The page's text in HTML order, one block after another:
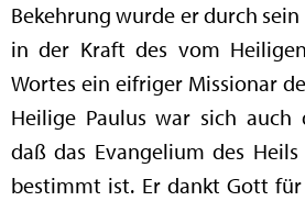
Bekehrung wurde er durch
in der Kraft des vom
Wortes ein eifriger Missionar
Heilige Paulus war sich auch
daß das Evangelium des
bestimmt ist. Er dankt Gott